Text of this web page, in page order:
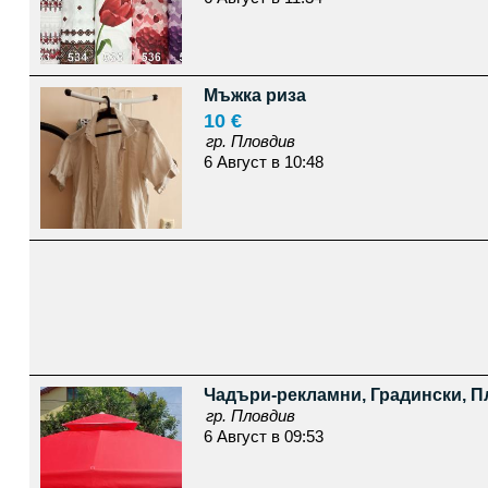
Мъжка риза
10 €
гр. Пловдив
6 Август в 10:48
Чадъри-рекламни, Градински,
гр. Пловдив
6 Август в 09:53